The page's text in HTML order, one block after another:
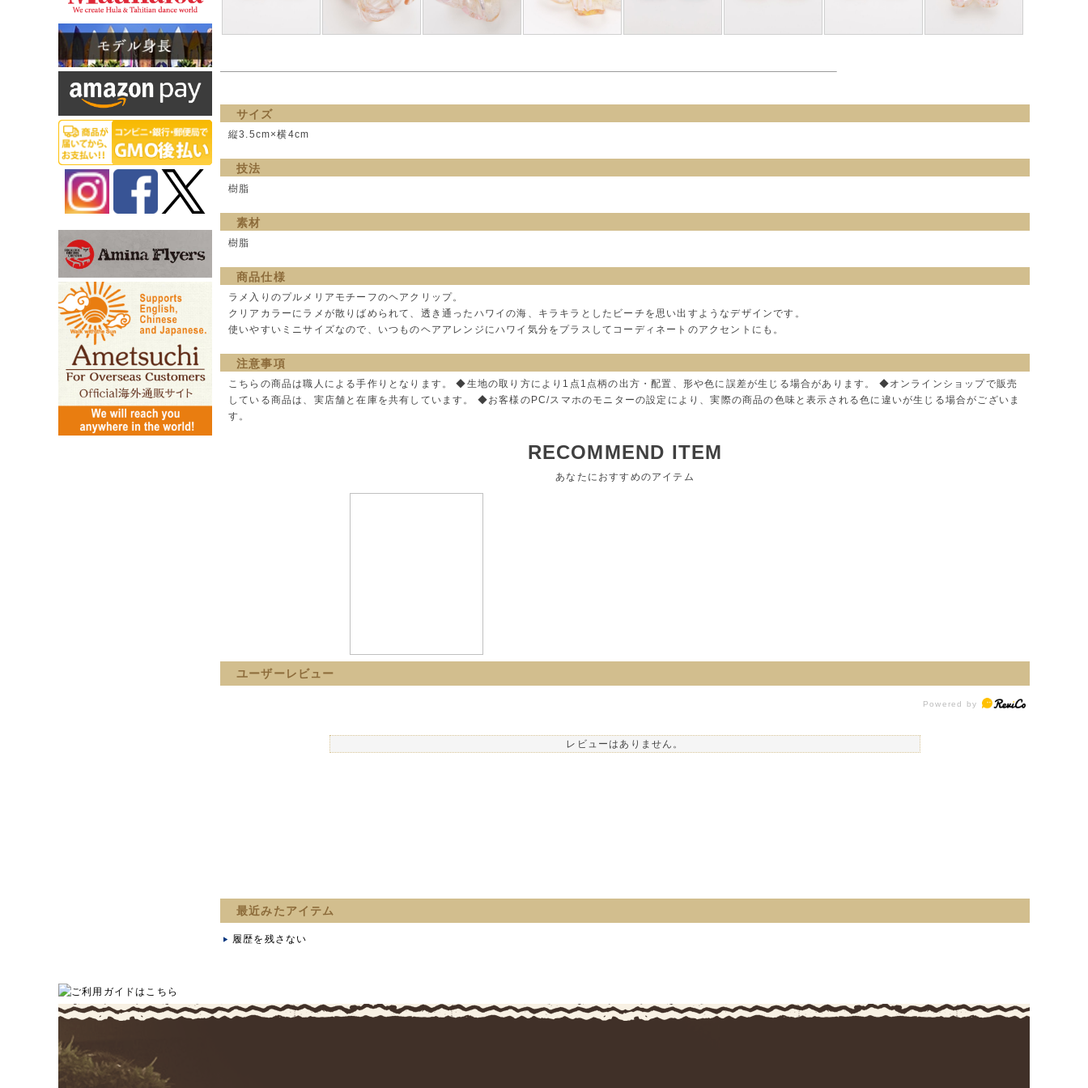
サイズ
縦3.5cm×横4cm
技法
樹脂
素材
樹脂
商品仕様
ラメ入りのプルメリアモチーフのヘアクリップ。
クリアカラーにラメが散りばめられて、透き通ったハワイの海、キラキラとしたビーチを思い出すようなデザインです。
使いやすいミニサイズなので、いつものヘアアレンジにハワイ気分をプラスしてコーディネートのアクセントにも。
注意事項
こちらの商品は職人による手作りとなります。 ◆生地の取り方により1点1点柄の出方・配置、形や色に誤差が生じる場合があります。 ◆オンラインショップで販売
している商品は、実店舗と在庫を共有しています。 ◆お客様のPC/スマホのモニターの設定により、実際の商品の色味と表示される色に違いが生じる場合がございま
す。
RECOMMEND ITEM
あなたにおすすめのアイテム
ユーザーレビュー
レビューはありません。
最近みたアイテム
履歴を残さない